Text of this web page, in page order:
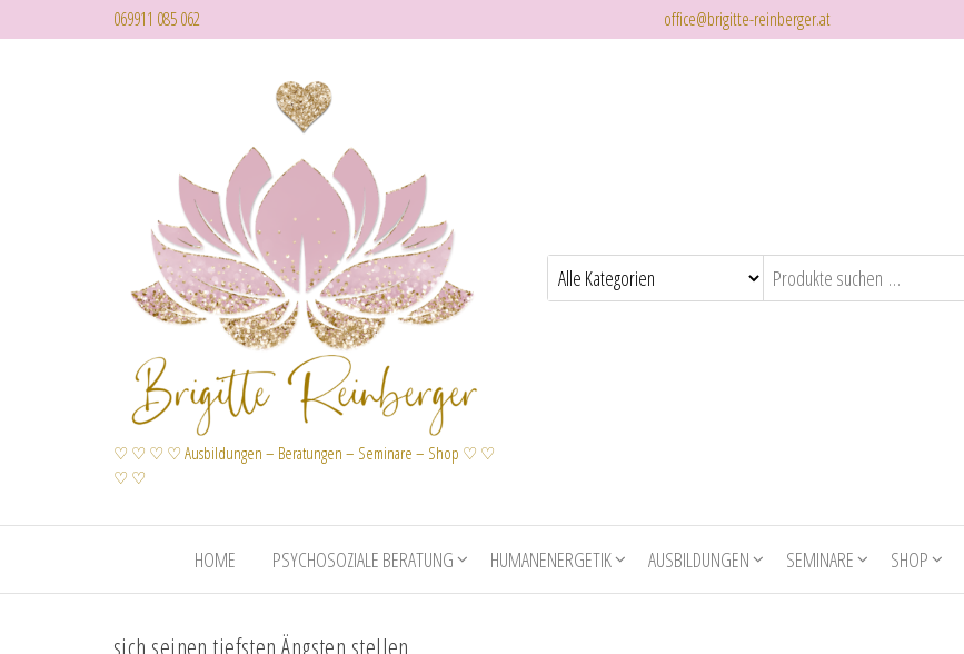
069911 085 062 office@brigitte-reinberger.at
♡ ♡ ♡ ♡ Ausbildungen – Beratungen – Seminare – Shop ♡ ♡
♡ ♡
HOME PSYCHOSOZIALE BERATUNG HUMANENERGETIK AUSBILDUNGEN SEMINARE SHOP
sich seinen tiefsten Ängsten stellen